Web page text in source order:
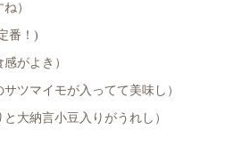
）
番！)
がよき）
ツマイモが入ってて美味し）
大納言小豆入りがうれし）